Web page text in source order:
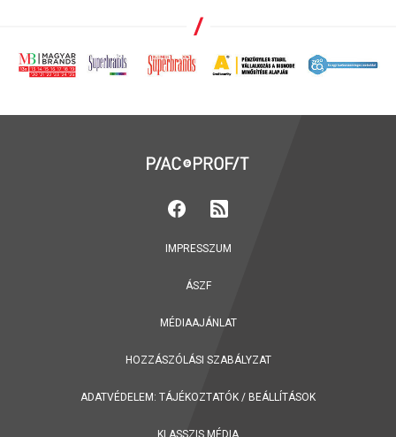
IMPRESSZUM
ÁSZF
MÉDIAAJÁNLAT
HOZZÁSZÓLÁSI SZABÁLYZAT
ADATVÉDELEM: TÁJÉKOZTATÓK / BEÁLLÍTÁSOK
KLASSZIS MÉDIA